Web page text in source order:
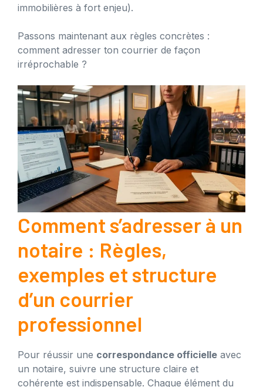
immobilières à fort enjeu).
Passons maintenant aux règles concrètes :
comment adresser ton courrier de façon
irréprochable ?
Comment s’adresser à un
notaire : Règles,
exemples et structure
d’un courrier
professionnel
Pour réussir une correspondance officielle avec
un notaire, suivre une structure claire et
cohérente est indispensable. Chaque élément du